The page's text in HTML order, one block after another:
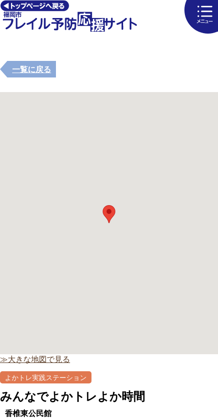
一覧に戻る
≫大きな地図で見る
よかトレ実践ステーション
みんなでよかトレよか時間
香椎東公民館